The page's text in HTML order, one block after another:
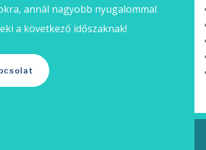
annál nagyobb nyugalommal
a következő időszaknak!